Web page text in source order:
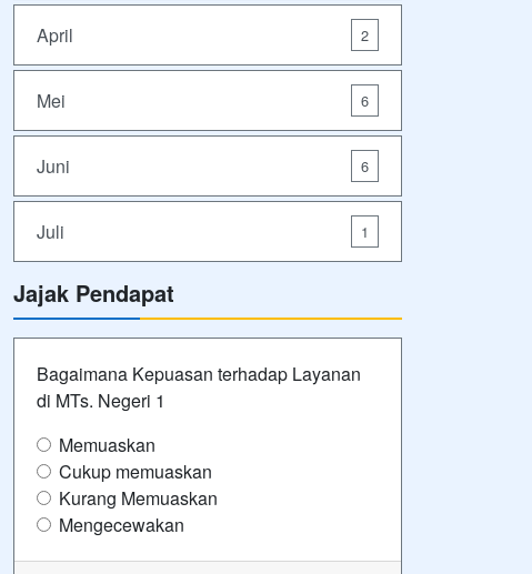
April 2
Mei 6
Juni 6
Juli 1
Jajak Pendapat
Bagaimana Kepuasan terhadap Layanan
di MTs. Negeri 1
Memuaskan
Cukup memuaskan
Kurang Memuaskan
Mengecewakan